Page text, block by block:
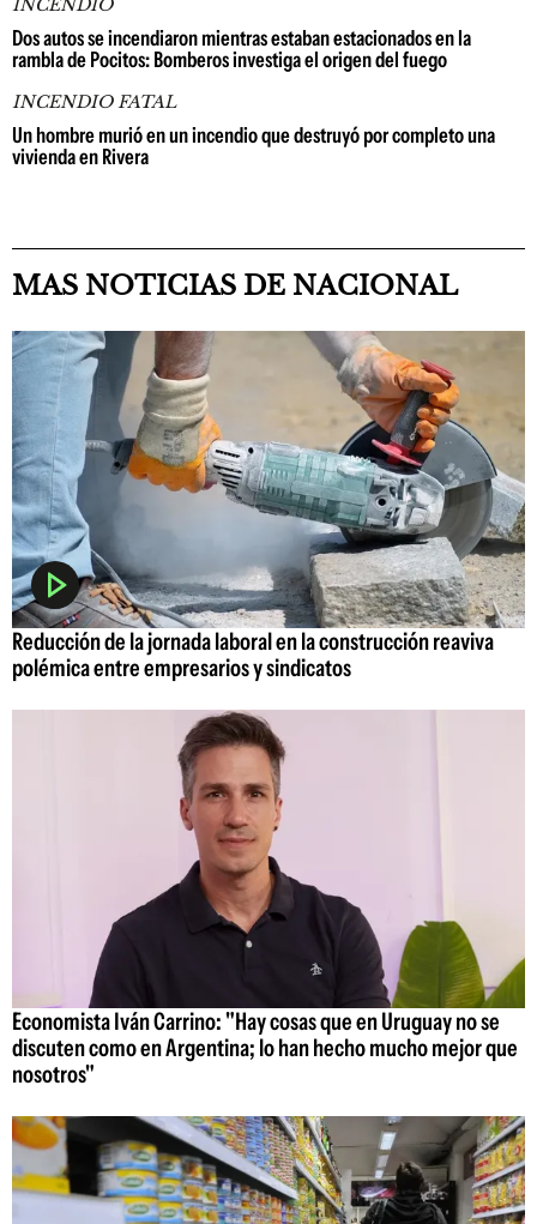
INCENDIO
Dos autos se incendiaron mientras estaban estacionados en la
rambla de Pocitos: Bomberos investiga el origen del fuego
INCENDIO FATAL
Un hombre murió en un incendio que destruyó por completo una
vivienda en Rivera
MAS NOTICIAS DE NACIONAL
Reducción de la jornada laboral en la construcción reaviva
polémica entre empresarios y sindicatos
Economista Iván Carrino: "Hay cosas que en Uruguay no se
discuten como en Argentina; lo han hecho mucho mejor que
nosotros"